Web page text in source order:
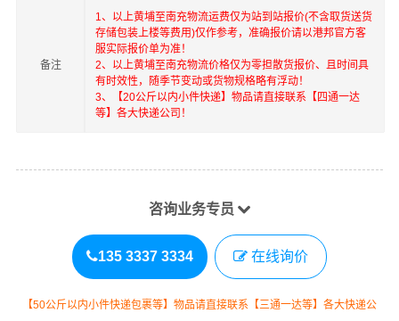
备注
1、以上黄埔至南充物流运费仅为站到站报价(不含取货送货
存储包装上楼等费用)仅作参考，准确报价请以港邦官方客
服实际报价单为准！
2、以上黄埔至南充物流价格仅为零担散货报价、且时间具
有时效性，随季节变动或货物规格略有浮动！
3、【20公斤以内小件快递】物品请直接联系【四通一达
等】各大快递公司！
咨询业务专员
135 3337 3334 在线询价
【50公斤以内小件快递包裹等】物品请直接联系【三通一达等】各大快递公